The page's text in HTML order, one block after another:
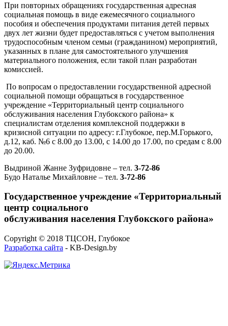
При повторных обращениях государственная адресная
социальная помощь в виде ежемесячного социального
пособия и обеспечения продуктами питания детей первых
двух лет жизни будет предоставляться с учетом выполнения
трудоспособным членом семьи (гражданином) мероприятий,
указанных в плане для самостоятельного улучшения
материального положения, если такой план разработан
комиссией.
По вопросам о предоставлении государственной адресной
социальной помощи обращаться в государственное
учреждение «Территориальный центр социального
обслуживания населения Глубокского района» к
специалистам отделения комплексной поддержки в
кризисной ситуации по адресу: г.Глубокое, пер.М.Горького,
д.12, каб. №6 с 8.00 до 13.00, с 14.00 до 17.00, по средам с 8.00
до 20.00.
Выдриной Жанне Зуфридовне – тел. 3-72-86
Будо Наталье Михайловне – тел. 3-72-86
Государственное учреждение «Территориальный
центр социального
обслуживания населения Глубокского района»
Copyright © 2018 ТЦСОН, Глубокое
Разработка сайта - KB-Design.by